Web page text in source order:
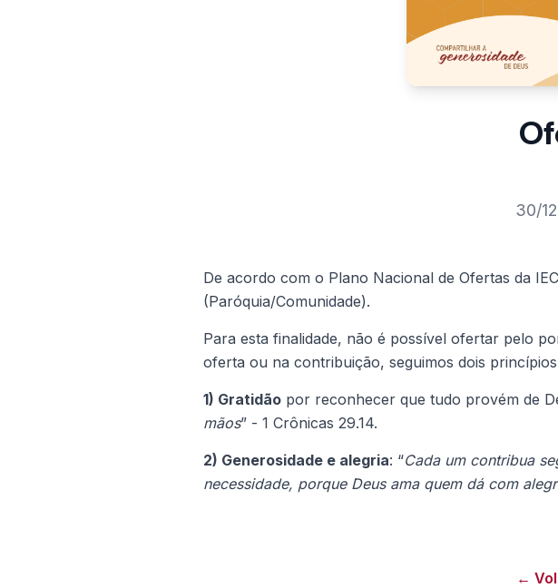
30/
De acordo com o Plano Nacional de Ofertas da
(Paróquia/Comunidade).
Para esta finalidade, não é possível ofertar pelo
oferta ou na contribuição, seguimos dois
1) Gratidão por reconhecer que tudo provém de
mãos” - 1 Crônicas 29.14.
2) Generosidade e alegria: “Cada um contribua
necessidade, porque Deus ama quem dá com
←